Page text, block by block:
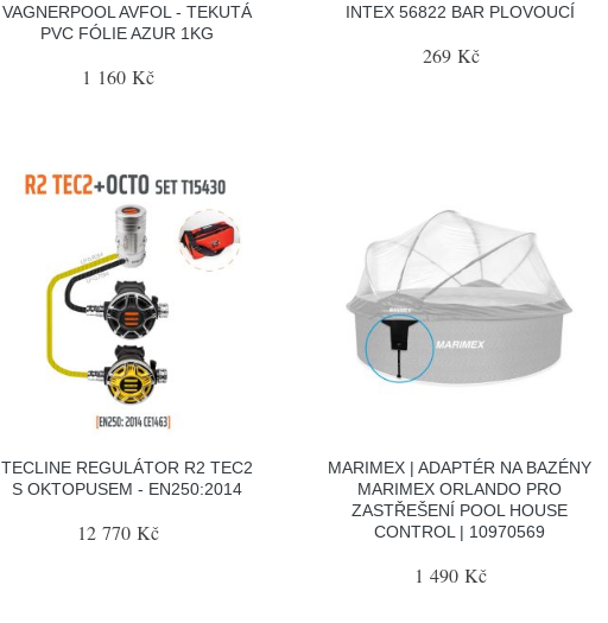
VAGNERPOOL AVFOL - TEKUTÁ
PVC FÓLIE AZUR 1KG
1 160 Kč
INTEX 56822 BAR PLOVOUCÍ
269 Kč
TECLINE REGULÁTOR R2 TEC2
S OKTOPUSEM - EN250:2014
12 770 Kč
MARIMEX | ADAPTÉR NA BAZÉNY
MARIMEX ORLANDO PRO
ZASTŘEŠENÍ POOL HOUSE
CONTROL | 10970569
1 490 Kč